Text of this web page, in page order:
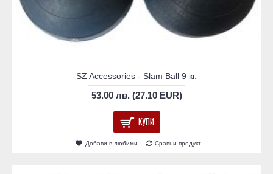
SZ Accessories - Slam Ball 9 кг.
53.00 лв. (27.10 EUR)
КУПИ
Добави в любими Сравни продукт